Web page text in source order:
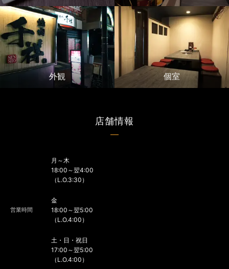
外観 個室
店舗情報
営業時間
月～木
18:00～翌4:00
（L.O.3:30）
金
18:00～翌5:00
（L.O.4:00）
土・日・祝日
17:00～翌5:00
（L.O.4:00）